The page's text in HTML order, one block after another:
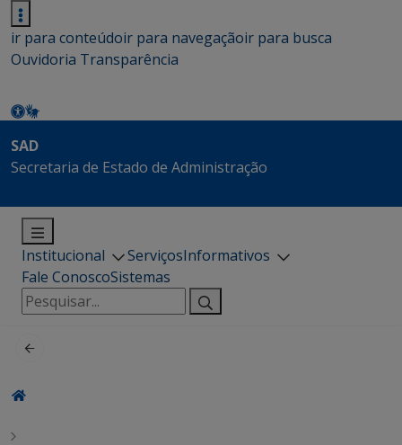
ir para conteúdoir para navegaçãoir para busca
Ouvidoria Transparência
SAD
Secretaria de Estado de Administração
Institucional ServiçosInformativos
Fale ConoscoSistemas
Pesquisar
por: